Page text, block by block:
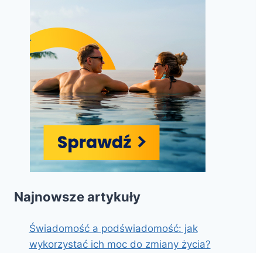
Najnowsze artykuły
Świadomość a podświadomość: jak
wykorzystać ich moc do zmiany życia?